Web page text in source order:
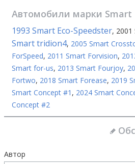
Автомобили марки Smart
1993 Smart Eco-Speedster, 2001
Smart tridion4, 2005 Smart
ForSpeed, 2011 Smart Forvision,
Smart for-us, 2013 Smart Fourjoy,
Fortwo, 2018 Smart Forease, 2019
Smart Concept #1 , 2024 Smart
Concept #2
Автор